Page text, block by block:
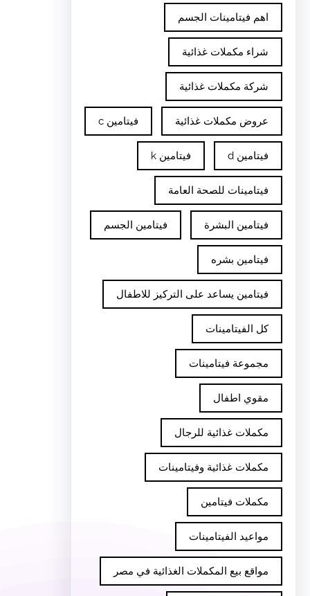
اهم فيتامينات الجسم
شراء مكملات غذائية
شركة مكملات غذائية
عروض مكملات غذائية فيتامين c
فيتامين d فيتامين k
فيتامينات للصحة العامة
فيتامين البشرة فيتامين الجسم
فيتامين بشره
فيتامين يساعد على التركيز للاطفال
كل الفيتامينات
مجموعة فيتامينات
مقوي اطفال
مكملات غذائية للرجال
مكملات غذائية وفيتامينات
مكملات فيتامين
مواعيد الفيتامينات
مواقع بيع المكملات الغذائية في مصر